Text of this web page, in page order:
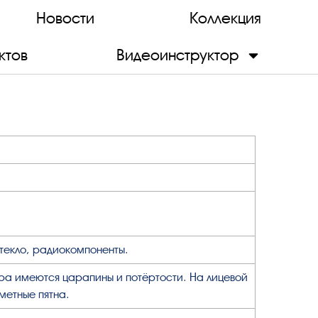
Новости Коллекция
Видеоинструктор
радиокомпоненты.
имеются царапины и потёртости. На лицевой
пятна.